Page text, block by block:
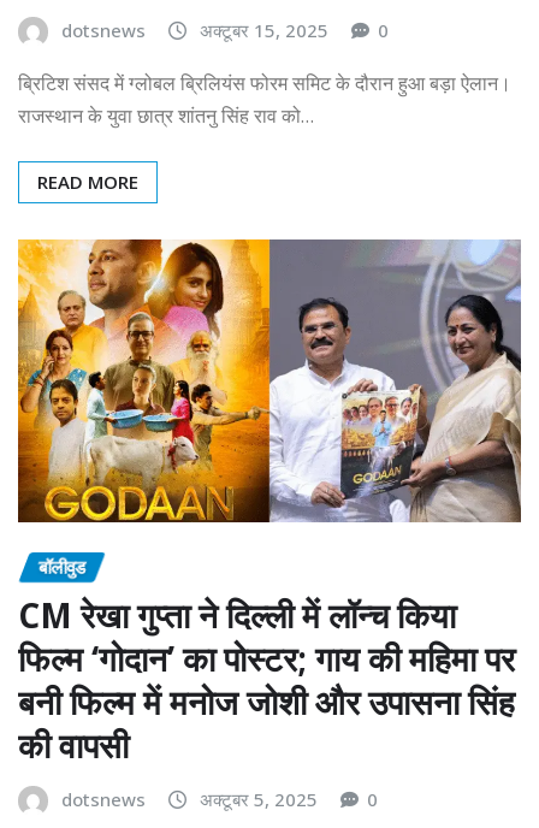
dotsnews अक्टूबर 15, 2025 0
ब्रिटिश संसद में ग्लोबल ब्रिलियंस फोरम समिट के दौरान हुआ बड़ा ऐलान।
राजस्थान के युवा छात्र शांतनु सिंह राव को…
READ MORE
बॉलीवुड
CM रेखा गुप्ता ने दिल्ली में लॉन्च किया
फिल्म ‘गोदान’ का पोस्टर; गाय की महिमा पर
बनी फिल्म में मनोज जोशी और उपासना सिंह
की वापसी
dotsnews अक्टूबर 5, 2025 0